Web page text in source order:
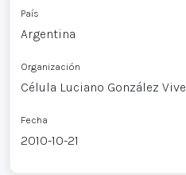
País
Argentina
Organización
Célula Luciano González Vive
Fecha
2010-10-21